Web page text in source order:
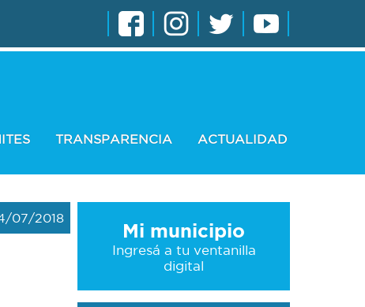
TRANSPARENCIA ACTUALIDAD
07/2018
Mi municipio
Ingresá a tu ventanilla
digital